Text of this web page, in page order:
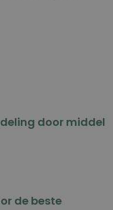
door middel
de beste